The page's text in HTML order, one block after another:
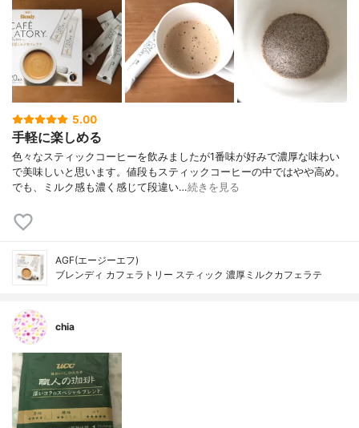
5.00
手軽に楽しめる
色々なスティックコーヒーを飲みましたが1番味が好みで濃厚な味わい
で美味しいと思います。値段もスティックコーヒーの中ではやや高め。
でも、ミルク感も濃く感じて段違い…続きを見る
AGF(エージーエフ)
ブレンディ カフェラトリー スティック 濃厚ミルクカフェラテ
chia